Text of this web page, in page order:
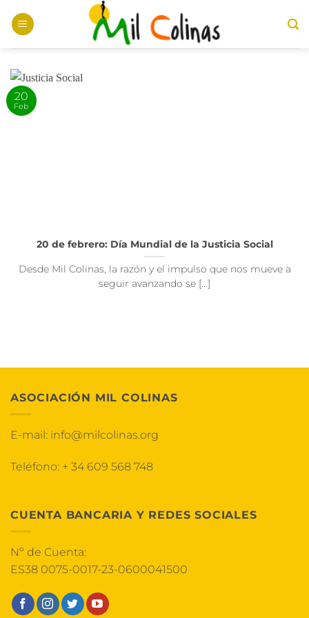
20 de febrero: Día Mundial de la Justicia Social
Desde Mil Colinas, la razón y el impulso que nos mueve a
seguir avanzando se [...]
20
Feb
ASOCIACIÓN MIL COLINAS
E-mail: info@milcolinas.org
Teléfono: + 34 609 568 748
CUENTA BANCARIA Y REDES SOCIALES
Nº de Cuenta:
ES38 0075-0017-23-0600041500